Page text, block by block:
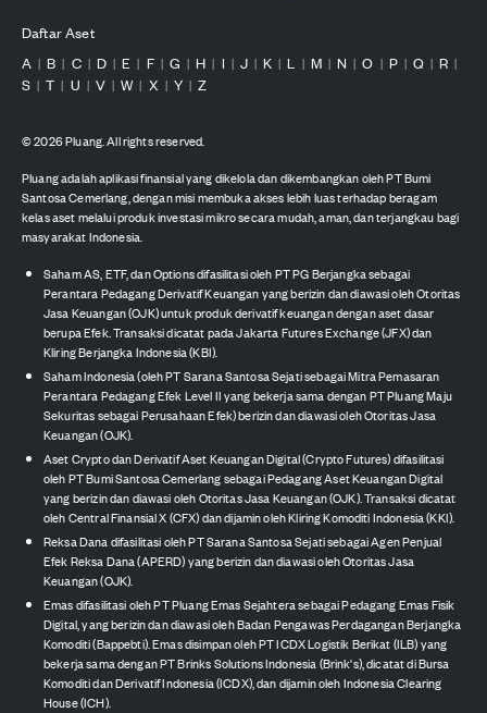
Daftar Aset
A | B | C | D | E | F | G | H | I | J | K | L | M | N | O | P | Q | R |
S | T | U | V | W | X | Y | Z
©2026Pluang. All rights reserved.
Pluang adalah aplikasi finansial yang dikelola dan dikembangkan oleh PT Bumi
Santosa Cemerlang, dengan misi membuka akses lebih luas terhadap beragam
kelas aset melalui produk investasi mikro secara mudah, aman, dan terjangkau bagi
masyarakat Indonesia.
Saham AS, ETF, dan Options difasilitasi oleh PT PG Berjangka sebagai
Perantara Pedagang Derivatif Keuangan yang berizin dan diawasi oleh Otoritas
Jasa Keuangan (OJK) untuk produk derivatif keuangan dengan aset dasar
berupa Efek. Transaksi dicatat pada Jakarta Futures Exchange (JFX) dan
Kliring Berjangka Indonesia (KBI).
Saham Indonesia (oleh PT Sarana Santosa Sejati sebagai Mitra Pemasaran
Perantara Pedagang Efek Level II yang bekerja sama dengan PT Pluang Maju
Sekuritas sebagai Perusahaan Efek) berizin dan diawasi oleh Otoritas Jasa
Keuangan (OJK).
Aset Crypto dan Derivatif Aset Keuangan Digital (Crypto Futures) difasilitasi
oleh PT Bumi Santosa Cemerlang sebagai Pedagang Aset Keuangan Digital
yang berizin dan diawasi oleh Otoritas Jasa Keuangan (OJK). Transaksi dicatat
oleh Central Finansial X (CFX) dan dijamin oleh Kliring Komoditi Indonesia (KKI).
Reksa Dana difasilitasi oleh PT Sarana Santosa Sejati sebagai Agen Penjual
Efek Reksa Dana (APERD) yang berizin dan diawasi oleh Otoritas Jasa
Keuangan (OJK).
Emas difasilitasi oleh PT Pluang Emas Sejahtera sebagai Pedagang Emas Fisik
Digital, yang berizin dan diawasi oleh Badan Pengawas Perdagangan Berjangka
Komoditi (Bappebti). Emas disimpan oleh PT ICDX Logistik Berikat (ILB) yang
bekerja sama dengan PT Brinks Solutions Indonesia (Brink's), dicatat di Bursa
Komoditi dan Derivatif Indonesia (ICDX), dan dijamin oleh Indonesia Clearing
House (ICH).